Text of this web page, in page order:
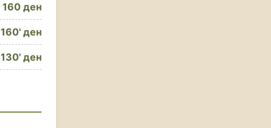
160 ден
160' ден
130' ден